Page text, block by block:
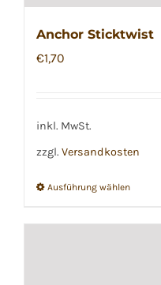
Anchor Sticktwist
€1,70
inkl. MwSt.
zzgl. Versandkosten
Ausführung wählenDieses